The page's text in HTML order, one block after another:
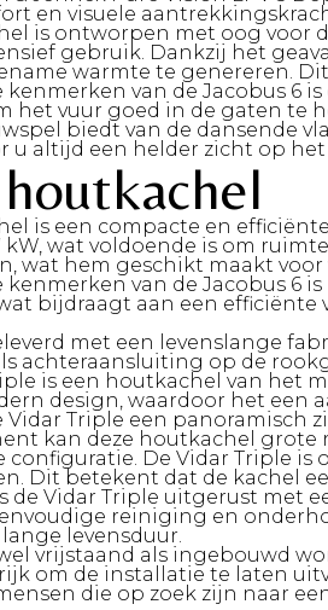
en visuele
is ontworpen met oog
gebruik. Dankzij het
warmte te genereren.
kenmerken van de Jacobus
het vuur goed in de gaten te
biedt van de dansende
u altijd een helder zicht op het
houtkachel
is een compacte en
kW, wat voldoende is om
wat hem geschikt maakt
kenmerken van de Jacobus 6
bijdraagt aan een
met een levenslange
achteraansluiting op de
is een houtkachel van het
design, waardoor het een
Vidar Triple een panoramisch
kan deze houtkachel grote
configuratie. De Vidar Triple
Dit betekent dat de kachel
de Vidar Triple uitgerust met
reiniging en
levensduur.
vrijstaand als ingebouwd
om de installatie te laten
die op zoek zijn naar